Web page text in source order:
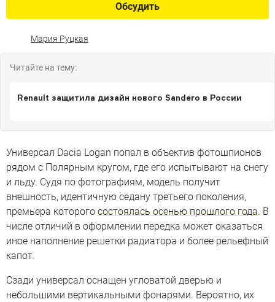
Обсудить
Мария Руцкая
Читайте на тему:
Renault защитила дизайн нового Sandero в России
Универсал Dacia Logan попал в объектив фотошпионов
рядом с Полярным кругом, где его испытывают на снегу
и льду. Судя по фотографиям, модель получит
внешность, идентичную седану третьего поколения,
премьера которого состоялась осенью прошлого года. В
числе отличий в оформлении передка может оказаться
иное наполнение решетки радиатора и более рельефный
капот.
Сзади универсал оснащен угловатой дверью и
небольшими вертикальными фонарями. Вероятно, их